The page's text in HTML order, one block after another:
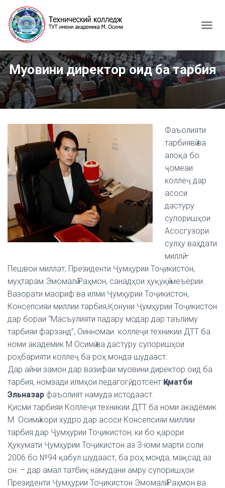
G
G
L
E
V
Муовини директор оид ба тарбия
Фаъолияти
тарбиявӣ ва
алоқа бо
ҷомеаи
коллеҷ дар
асоси
дастуру
супоришҳои
Асосгузори
сулҳу ваҳдати
миллӣ –
Пешвои миллат, Президенти Ҷумҳурии Тоҷикистон,
муҳтарам Эмомалӣ Раҳмон, санадҳои ҳуқуқӣ-меъёрии
Вазорати маориф ва илми Ҷумҳурии Тоҷикистон,
Консепсияи миллии тарбия,Қонуни Ҷумҳурии Тоҷикистон
дар бораи “Масъулияти падару модар дар таълиму
тарбияи фарзанд”, Оинномаи коллеҷи техникии ДТТ ба
номи академик М.Осимӣ ва дастуру супоришҳои
роҳбарияти коллеҷ ба роҳ монда шудааст.
Дар айни замон дар вазифаи муовини директор оид ба
тарбия, номзади илмҳои педагогӣ, дотсент Қиматби
Эльназар фаъолият намуда истодааст.
Қисми тарбияи Коллеҷи техникии ДТТ ба номи академик
М. Осимӣ кори худро дар асоси Консепсияи миллии
тарбия дар Ҷумҳурии Тоҷикистон, ки бо қарори
Ҳукумати Ҷумҳурии Тоҷикистон аз 3-юми марти соли
2006 бо №94 қабул шудааст, ба роҳ монда, мақсад аз
он: – дар амал татбиқ намудани амру супоришҳои
Президенти Ҷумҳурии Тоҷикистон Эмомалӣ Раҳмон ва